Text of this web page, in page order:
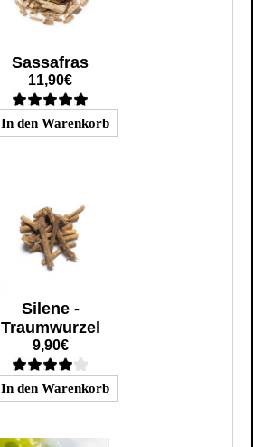
Sassafras
11,90€
Silene -
Traumwurzel
9,90€